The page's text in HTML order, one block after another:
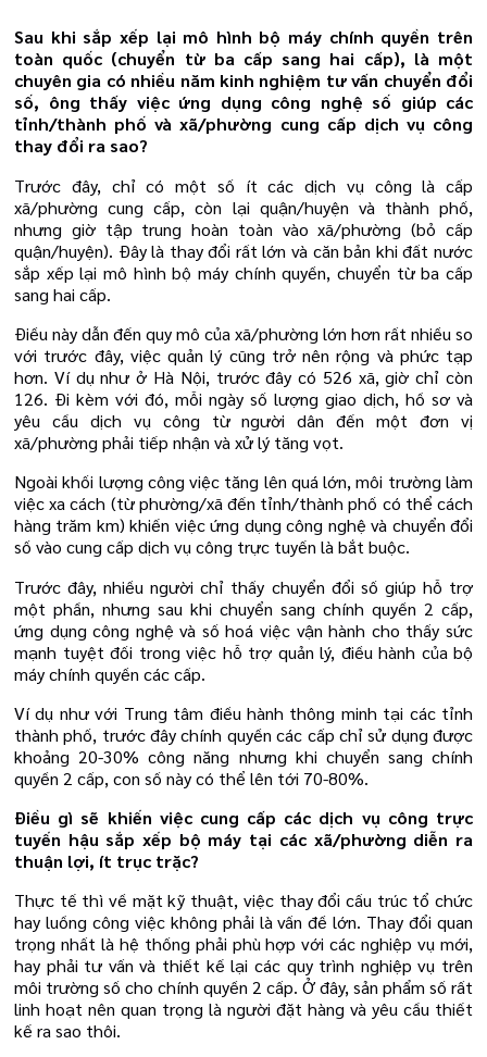
Sau khi sắp xếp lại mô hình bộ máy chính quyền trên
toàn quốc (chuyển từ ba cấp sang hai cấp), là một
chuyên gia có nhiều năm kinh nghiệm tư vấn chuyển đổi
số, ông thấy việc ứng dụng công nghệ số giúp các
tỉnh/thành phố và xã/phường cung cấp dịch vụ công
thay đổi ra sao?
Trước đây, chỉ có một số ít các dịch vụ công là cấp
xã/phường cung cấp, còn lại quận/huyện và thành phố,
nhưng giờ tập trung hoàn toàn vào xã/phường (bỏ cấp
quận/huyện). Đây là thay đổi rất lớn và căn bản khi đất nước
sắp xếp lại mô hình bộ máy chính quyền, chuyển từ ba cấp
sang hai cấp.
Điều này dẫn đến quy mô của xã/phường lớn hơn rất nhiều so
với trước đây, việc quản lý cũng trở nên rộng và phức tạp
hơn. Ví dụ như ở Hà Nội, trước đây có 526 xã, giờ chỉ còn
126. Đi kèm với đó, mỗi ngày số lượng giao dịch, hồ sơ và
yêu cầu dịch vụ công từ người dân đến một đơn vị
xã/phường phải tiếp nhận và xử lý tăng vọt.
Ngoài khối lượng công việc tăng lên quá lớn, môi trường làm
việc xa cách (từ phường/xã đến tỉnh/thành phố có thể cách
hàng trăm km) khiến việc ứng dụng công nghệ và chuyển đổi
số vào cung cấp dịch vụ công trực tuyến là bắt buộc.
Trước đây, nhiều người chỉ thấy chuyển đổi số giúp hỗ trợ
một phần, nhưng sau khi chuyển sang chính quyền 2 cấp,
ứng dụng công nghệ và số hoá việc vận hành cho thấy sức
mạnh tuyệt đối trong việc hỗ trợ quản lý, điều hành của bộ
máy chính quyền các cấp.
Ví dụ như với Trung tâm điều hành thông minh tại các tỉnh
thành phố, trước đây chính quyền các cấp chỉ sử dụng được
khoảng 20-30% công năng nhưng khi chuyển sang chính
quyền 2 cấp, con số này có thể lên tới 70-80%.
Điều gì sẽ khiến việc cung cấp các dịch vụ công trực
tuyến hậu sắp xếp bộ máy tại các xã/phường diễn ra
thuận lợi, ít trục trặc?
Thực tế thì về mặt kỹ thuật, việc thay đổi cấu trúc tổ chức
hay luồng công việc không phải là vấn đề lớn. Thay đổi quan
trọng nhất là hệ thống phải phù hợp với các nghiệp vụ mới,
hay phải tư vấn và thiết kế lại các quy trình nghiệp vụ trên
môi trường số cho chính quyền 2 cấp. Ở đây, sản phẩm số rất
linh hoạt nên quan trọng là người đặt hàng và yêu cầu thiết
kế ra sao thôi.